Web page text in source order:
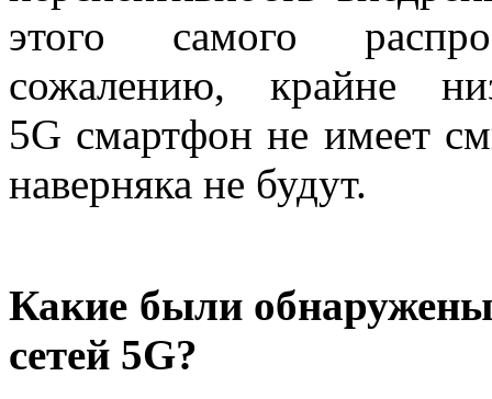
этого самого
сожалению, крайне
5G смартфон не имеет
наверняка не будут.
Какие были
сетей 5G?